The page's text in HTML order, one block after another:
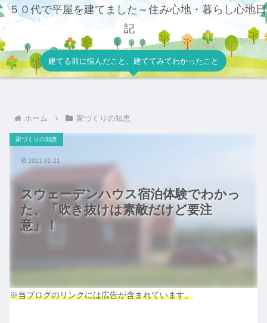
５０代で平屋を建てました～住み心地・暮らし心地日
記
建てる前に悩んだこと、建ててみてわかったこと
ホーム 家づくりの知恵
スウェーデンハウス宿泊体験でわかっ
た、「吹き抜けは素敵だけど要注
意」！
家づくりの知恵
2021.02.21
※当ブログのリンクには広告が含まれています。